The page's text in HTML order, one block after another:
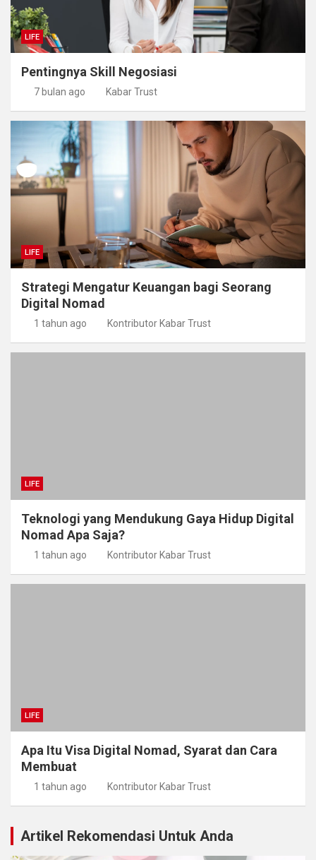
LIFE
Pentingnya Skill Negosiasi
7 bulan ago Kabar Trust
LIFE
Strategi Mengatur Keuangan bagi Seorang
Digital Nomad
1 tahun ago Kontributor Kabar Trust
LIFE
Teknologi yang Mendukung Gaya Hidup Digital
Nomad Apa Saja?
1 tahun ago Kontributor Kabar Trust
LIFE
Apa Itu Visa Digital Nomad, Syarat dan Cara
Membuat
1 tahun ago Kontributor Kabar Trust
Artikel Rekomendasi Untuk Anda